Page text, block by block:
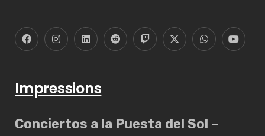
Impressions
Conciertos a la Puesta del Sol –